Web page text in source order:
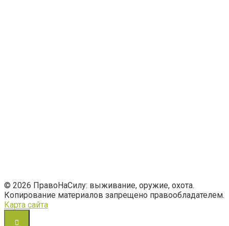
© 2026 ПравоНаСилу: выживание, оружие, охота.
Копирование материалов запрещено правообладателем.
Карта сайта